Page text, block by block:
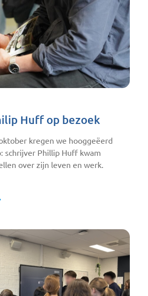
Huff op bezoek
kregen we hooggeëerd
schrijver Phillip Huff kwam
over zijn leven en werk.